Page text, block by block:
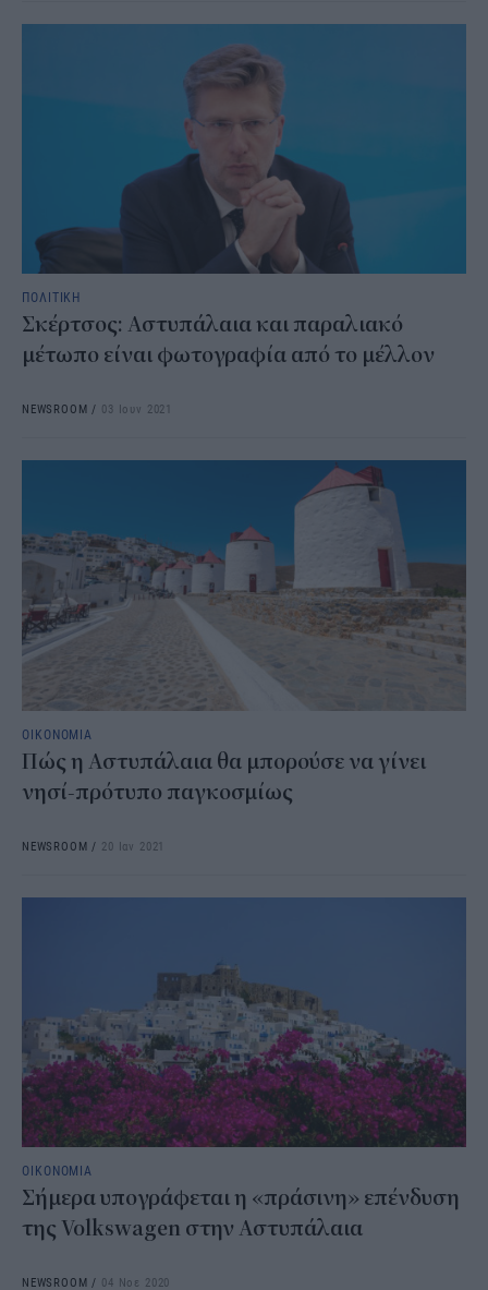
ΠΟΛΙΤΙΚΗ
Σκέρτσος: Αστυπάλαια και παραλιακό
μέτωπο είναι φωτογραφία από το μέλλον
NEWSROOM / 03 Ιουν 2021
ΟΙΚΟΝΟΜΙΑ
Πώς η Αστυπάλαια θα μπορούσε να γίνει
νησί-πρότυπο παγκοσμίως
NEWSROOM / 20 Ιαν 2021
ΟΙΚΟΝΟΜΙΑ
Σήμερα υπογράφεται η «πράσινη» επένδυση
της Volkswagen στην Αστυπάλαια
NEWSROOM / 04 Νοε 2020